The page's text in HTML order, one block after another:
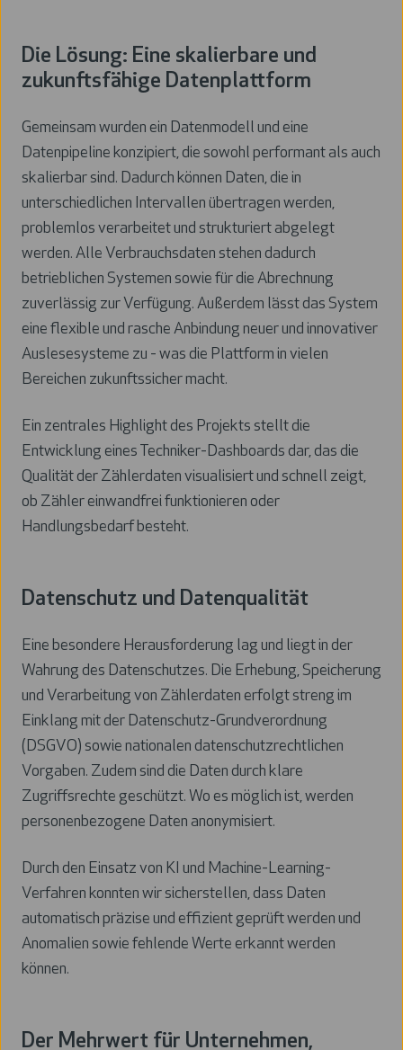
Die Lösung: Eine skalierbare und
zukunftsfähige Datenplattform
Gemeinsam wurden ein Datenmodell und eine
Datenpipeline konzipiert, die sowohl performant als auch
skalierbar sind. Dadurch können Daten, die in
unterschiedlichen Intervallen übertragen werden,
problemlos verarbeitet und strukturiert abgelegt
werden. Alle Verbrauchsdaten stehen dadurch
betrieblichen Systemen sowie für die Abrechnung
zuverlässig zur Verfügung. Außerdem lässt das System
eine flexible und rasche Anbindung neuer und innovativer
Auslesesysteme zu - was die Plattform in vielen
Bereichen zukunftssicher macht.
Ein zentrales Highlight des Projekts stellt die
Entwicklung eines Techniker-Dashboards dar, das die
Qualität der Zählerdaten visualisiert und schnell zeigt,
ob Zähler einwandfrei funktionieren oder
Handlungsbedarf besteht.
Datenschutz und Datenqualität
Eine besondere Herausforderung lag und liegt in der
Wahrung des Datenschutzes. Die Erhebung, Speicherung
und Verarbeitung von Zählerdaten erfolgt streng im
Einklang mit der Datenschutz-Grundverordnung
(DSGVO) sowie nationalen datenschutzrechtlichen
Vorgaben. Zudem sind die Daten durch klare
Zugriffsrechte geschützt. Wo es möglich ist, werden
personenbezogene Daten anonymisiert.
Durch den Einsatz von KI und Machine-Learning-
Verfahren konnten wir sicherstellen, dass Daten
automatisch präzise und effizient geprüft werden und
Anomalien sowie fehlende Werte erkannt werden
können.
Der Mehrwert für Unternehmen,